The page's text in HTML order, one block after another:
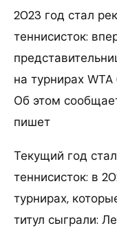
2023 год стал
теннисисток:
на турнирах WTA
Об этом
пишет
Текущий год
теннисисток: в
турнирах,
титул сыграли: